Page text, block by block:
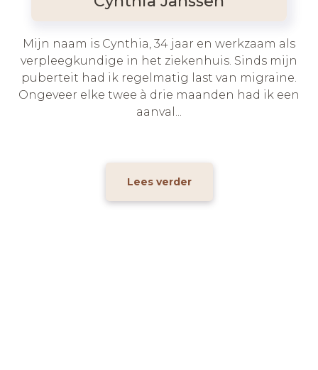
Mijn naam is Cynthia, 34 jaar en werkzaam als
verpleegkundige in het ziekenhuis. Sinds mijn
puberteit had ik regelmatig last van migraine.
Ongeveer elke twee à drie maanden had ik een
aanval...
Lees verder